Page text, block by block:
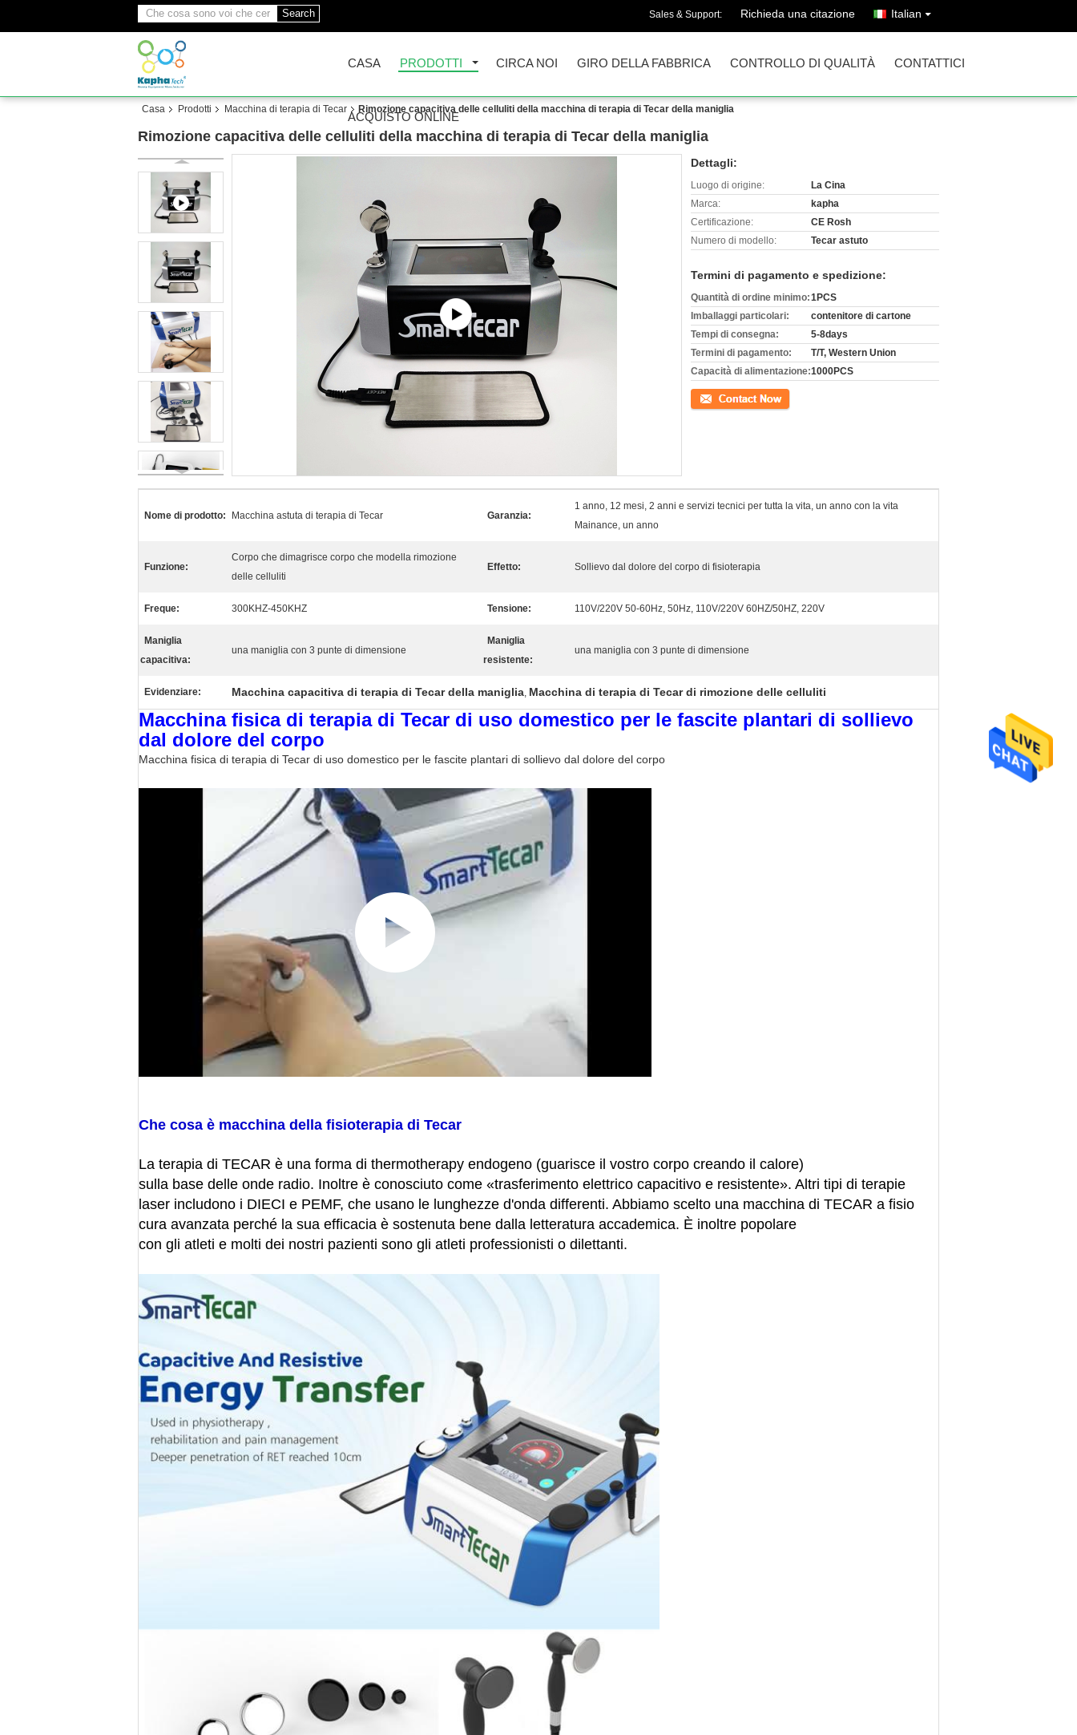
Search Sales & Support: Richieda una citazione Italian
CASA PRODOTTI CIRCA NOI GIRO DELLA FABBRICA CONTROLLO DI QUALITÀ CONTATTICI
ACQUISTO ONLINE
Casa Prodotti Macchina di terapia di Tecar Rimozione capacitiva delle celluliti della macchina di terapia di Tecar della maniglia
Rimozione capacitiva delle celluliti della macchina di terapia di Tecar della maniglia
Dettagli:
Luogo di origine:
La Cina
Marca:
kapha
Certificazione:
CE Rosh
Numero di modello:
Tecar astuto
Termini di pagamento e spedizione:
Quantità di ordine minimo:1PCS
Imballaggi particolari:
contenitore di cartone
Tempi di consegna:
5-8days
Termini di pagamento:
T/T, Western Union
Capacità di alimentazione:1000PCS
Contatto
Nome di prodotto: Macchina astuta di terapia di Tecar Garanzia:
1 anno, 12 mesi, 2 anni e servizi tecnici per tutta la vita, un anno con la vita
Mainance, un anno
Funzione:
Corpo che dimagrisce corpo che modella rimozione
delle celluliti
Effetto: Sollievo dal dolore del corpo di fisioterapia
Freque: 300KHZ-450KHZ Tensione: 110V/220V 50-60Hz, 50Hz, 110V/220V 60HZ/50HZ, 220V
Maniglia
capacitiva:
una maniglia con 3 punte di dimensione
Maniglia
resistente:
una maniglia con 3 punte di dimensione
Evidenziare: Macchina capacitiva di terapia di Tecar della maniglia, Macchina di terapia di Tecar di rimozione delle celluliti
Macchina fisica di terapia di Tecar di uso domestico per le fascite plantari di sollievo
dal dolore del corpo
Macchina fisica di terapia di Tecar di uso domestico per le fascite plantari di sollievo dal dolore del corpo
Che cosa è macchina della fisioterapia di Tecar
La terapia di TECAR è una forma di thermotherapy endogeno (guarisce il vostro corpo creando il calore)
sulla base delle onde radio. Inoltre è conosciuto come «trasferimento elettrico capacitivo e resistente». Altri tipi di terapie
laser includono i DIECI e PEMF, che usano le lunghezze d'onda differenti. Abbiamo scelto una macchina di TECAR a fisio
cura avanzata perché la sua efficacia è sostenuta bene dalla letteratura accademica. È inoltre popolare
con gli atleti e molti dei nostri pazienti sono gli atleti professionisti o dilettanti.